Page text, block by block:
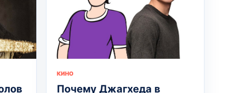
КИНО
Почему Джагхеда в